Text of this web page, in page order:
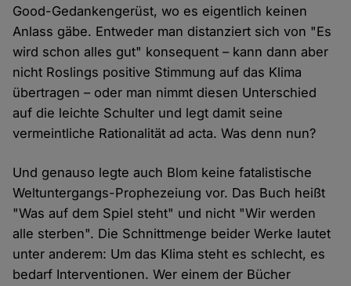
Good-Gedankengerüst, wo es eigentlich keinen
Anlass gäbe. Entweder man distanziert sich von "Es
wird schon alles gut" konsequent – kann dann aber
nicht Roslings positive Stimmung auf das Klima
übertragen – oder man nimmt diesen Unterschied
auf die leichte Schulter und legt damit seine
vermeintliche Rationalität ad acta. Was denn nun?
Und genauso legte auch Blom keine fatalistische
Weltuntergangs-Prophezeiung vor. Das Buch heißt
"Was auf dem Spiel steht" und nicht "Wir werden
alle sterben". Die Schnittmenge beider Werke lautet
unter anderem: Um das Klima steht es schlecht, es
bedarf Interventionen. Wer einem der Bücher